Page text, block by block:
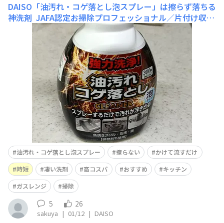
DAISO「油汚れ・コゲ落とし泡スプレー」は擦らず落ちる
神洗剤 JAFA認定お掃除プロフェッショナル／片付け収納
スペシャリスト視点 これまで数多くのDAISO洗剤を試し
てきた中で、本当に効果を実感できたものだけを紹介して
いる筆者が「ピカイチ」と断言したいのが、今回ご紹介す
る「油汚れ・コゲ落とし泡スプレー（330円）」。 ガスレ
油汚れ・コゲ落とし泡スプレー 擦らない
かけて流すだけ
時短
凄い洗剤 高コスパ おすすめ
キッチン
ガスレンジ
掃除
5 26
sakuya | 01/12 | DAISO